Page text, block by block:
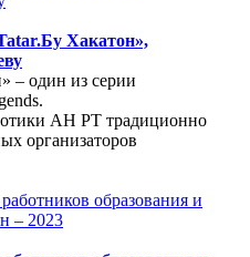
Хакатон»,
– один из серии
АН РТ традиционно
организаторов